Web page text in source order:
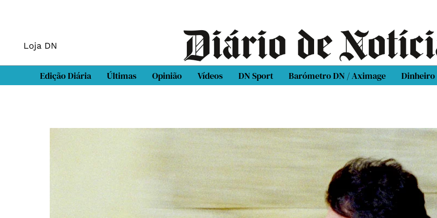
Loja DN
Edição Diária Últimas Opinião Vídeos DN Sport Barómetro DN / Aximage Dinheiro